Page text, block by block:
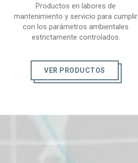
Productos en labores de
mantenimiento y servicio para cumplir
con los parámetros ambientales
estrictamente controlados.
VER PRODUCTOS